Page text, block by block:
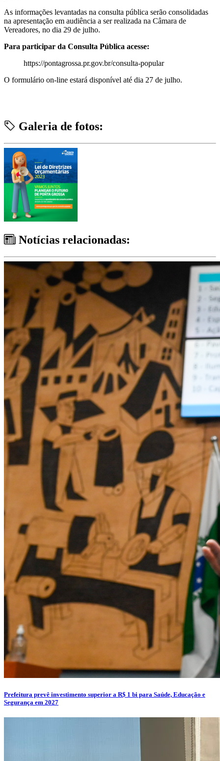
As informações levantadas na consulta pública serão consolidadas
na apresentação em audiência a ser realizada na Câmara de
Vereadores, no dia 29 de julho.
Para participar da Consulta Pública acesse:
https://pontagrossa.pr.gov.br/consulta-popular
O formulário on-line estará disponível até dia 27 de julho.
Galeria de fotos:
Notícias relacionadas:
Prefeitura prevê investimento superior a R$ 1 bi para Saúde, Educação e
Segurança em 2027